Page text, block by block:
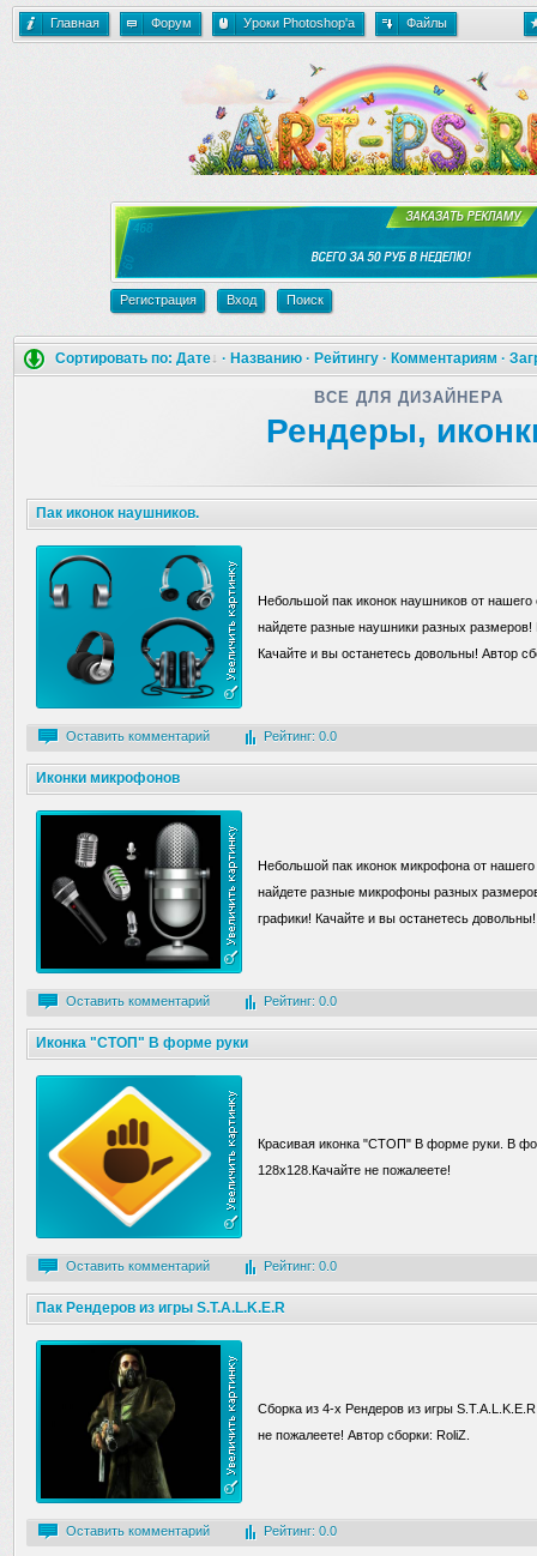
Главная Форум Уроки Photoshop'a Файлы
Регистрация Вход Поиск
Сортировать по: Дате · Названию · Рейтингу · Комментариям ·
ВСЕ ДЛЯ ДИЗАЙНЕРА
Рендеры,
Пак иконок наушников.
Небольшой пак иконок наушников от
найдете разные наушники разных
Качайте и вы останетесь довольны! Автор
Оставить комментарий Рейтинг: 0.0
Иконки микрофонов
Небольшой пак иконок микрофона от
найдете разные микрофоны разных
графики! Качайте и вы останетесь довольны!
Оставить комментарий Рейтинг: 0.0
Иконка "СТОП" В форме руки
Красивая иконка "СТОП" В форме руки. В
128х128.Качайте не пожалеете!
Оставить комментарий Рейтинг: 0.0
Пак Рендеров из игры S.T.A.L.K.E.R
Сборка из 4-x Рендеров из игры
не пожалеете! Автор сборки: RoliZ.
Оставить комментарий Рейтинг: 0.0